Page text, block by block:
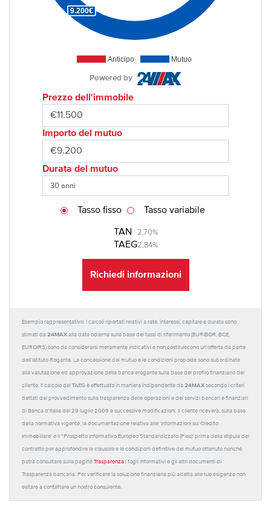
Anticipo Mutuo
9.200€
Powered by
Prezzo dell'immobile
Importo del mutuo
Durata del mutuo
TAN 2,70%
TAEG2,84%
Tasso fisso Tasso variabile
Richiedi informazioni
Esempio rappresentativo: I calcoli riportati relativi a rate, interessi, capitale e durata sono
stimati da 24MAX alla data odierna sulla base dei tassi di riferimento (EURIBOR, BCE,
EUROIRS) sono da considerarsi meramente indicativi e non costituiscono un'offerta da parte
dell'Istituto Rogante. La concessione del mutuo e le condizioni proposte sono subordinate
alla valutazione ed approvazione della banca erogante sulla base del profilo finanziario del
cliente. Il calcolo del TAEG è effettuato in maniera indipendente da 24MAX secondo i criteri
dettati dal provvedimento sulla trasparenza delle operazioni e dei servizi bancari e finanziari
di Banca d'Italia del 29 luglio 2009 e successive modificazioni. Il cliente riceverà, sulla base
della normativa vigente, la documentazione relativa alle 'Informazioni sul Credito
Immobiliare' e il “Prospetto Informativo Europeo Standardizzato (Pies)' prima della stipula del
contratto per approfondire le clausole e le condizioni definitive del mutuo ottenuto nonché
potrà consultare sulla pagina Trasparenza i fogli informativi e gli altri documenti di
Trasparenza bancaria. Per verificare la soluzione finanziaria più adatta alle tue esigenze non
esitare a contattare un nostro consulente.